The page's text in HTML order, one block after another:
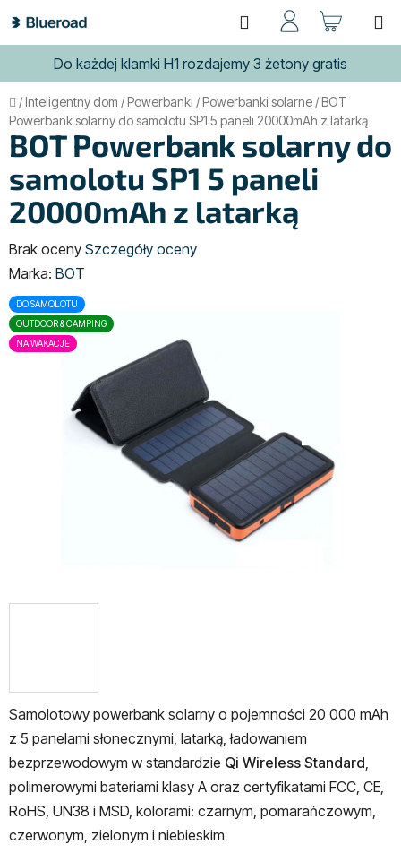
do
treści
Do każdej klamki H1 rozdajemy 3 żetony gratis
Szukaj
Home
/Inteligentny dom /Powerbanki /Powerbanki solarne /BOT
Powerbank solarny do samolotu SP1 5 paneli 20000mAh z latarką
Samolotowy powerbank solarny o pojemności 20 000 mAh
z 5 panelami słonecznymi, latarką, ładowaniem
bezprzewodowym w standardzie Qi Wireless Standard,
polimerowymi bateriami klasy A oraz certyfikatami FCC, CE,
RoHS, UN38 i MSD, kolorami: czarnym, pomarańczowym,
czerwonym, zielonym i niebieskim
BOT Powerbank solarny do
samolotu SP1 5 paneli
20000mAh z latarką
Średnia
ocena
produktu
wynosi
0,0
gwiazdek.
Brak oceny Szczegóły oceny
Marka: BOT
DO SAMOLOTU
OUTDOOR & CAMPING
NA WAKACJE